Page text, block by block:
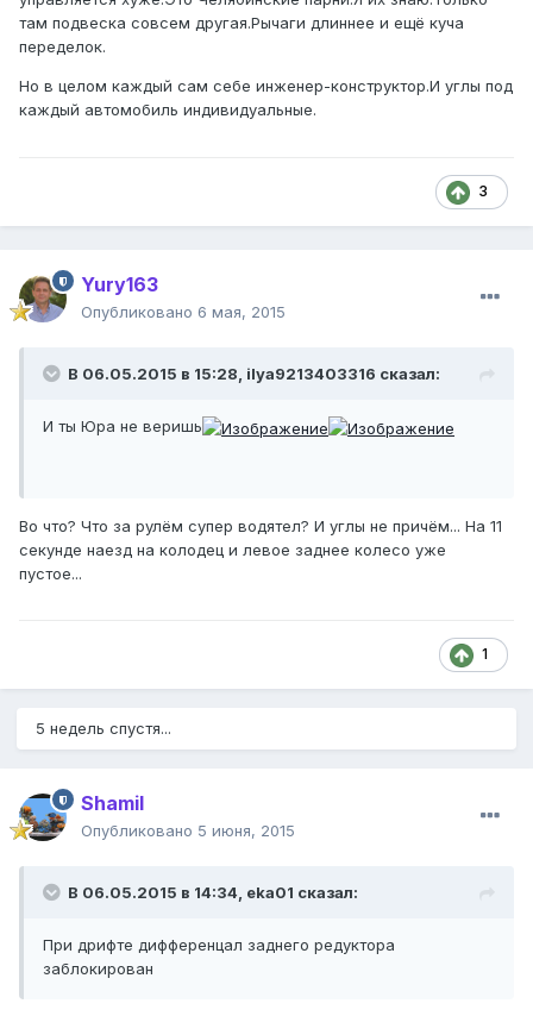
там подвеска совсем другая.Рычаги длиннее и ещё куча
переделок.
Но в целом каждый сам себе инженер-конструктор.И углы под
каждый автомобиль индивидуальные.
3
Yury163
Опубликовано 6 мая, 2015
В 06.05.2015 в 15:28, ilya9213403316 сказал:
И ты Юра не веришь
Во что? Что за рулём супер водятел? И углы не причём... На 11
секунде наезд на колодец и левое заднее колесо уже
пустое...
1
5 недель спустя...
Shamil
Опубликовано 5 июня, 2015
В 06.05.2015 в 14:34, eka01 сказал:
При дрифте дифференцал заднего редуктора
заблокирован